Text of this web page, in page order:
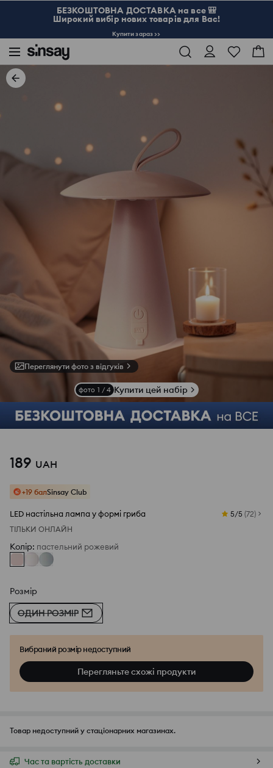
БЕЗКОШТОВНА ДОСТАВКА на все 🎒
Широкий вибір нових товарів для Вас!
Купити зараз >>
Переглянути фото з відгуків
фото 1 / 4 Купити цей набір
189 UAH
+19 балSinsay Club
LED настільна лампа у формі гриба 5/5 (72)
ТІЛЬКИ ОНЛАЙН
Колір: пастельний рожевий
Розмір
ОДИН РОЗМІР
Вибраний розмір недоступний
Перегляньте схожі продукти
Товар недоступний у стаціонарних магазинах.
Час та вартість доставки